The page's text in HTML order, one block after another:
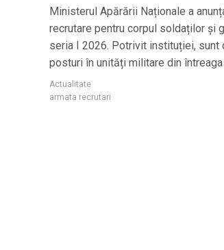
Ministerul Apărării Naționale a
recrutare pentru corpul soldaților și
seria I 2026. Potrivit instituției, sunt
posturi în unități militare din întreaga
Actualitate
armata recrutari